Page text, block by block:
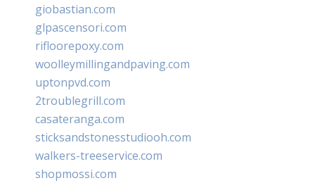
giobastian.com
glpascensori.com
rifloorepoxy.com
woolleymillingandpaving.com
uptonpvd.com
2troublegrill.com
casateranga.com
sticksandstonesstudiooh.com
walkers-treeservice.com
shopmossi.com